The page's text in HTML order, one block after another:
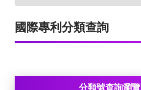
國際專利分類查詢
分類號查詢瀏覽